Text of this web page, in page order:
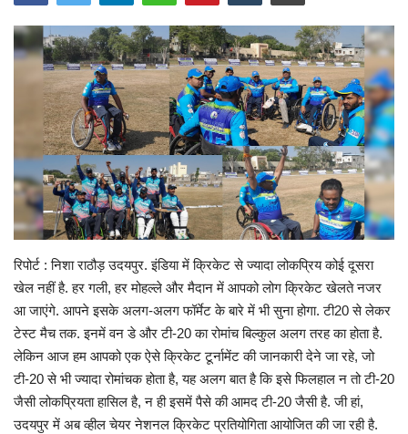
क्रिकेट
अजब गज़ब
करियर
रिपोर्ट : निशा राठौड़ उदयपुर. इंडिया में क्रिकेट से ज्यादा लोकप्रिय कोई दूसरा
खेल नहीं है. हर गली, हर मोहल्ले और मैदान में आपको लोग क्रिकेट खेलते नजर
आ जाएंगे. आपने इसके अलग-अलग फॉर्मेट के बारे में भी सुना होगा. टी20 से लेकर
टेस्ट मैच तक. इनमें वन डे और टी-20 का रोमांच बिल्कुल अलग तरह का होता है.
लेकिन आज हम आपको एक ऐसे क्रिकेट टूर्नामेंट की जानकारी देने जा रहे, जो
टी-20 से भी ज्यादा रोमांचक होता है, यह अलग बात है कि इसे फिलहाल न तो टी-20
जैसी लोकप्रियता हासिल है, न ही इसमें पैसे की आमद टी-20 जैसी है. जी हां,
उदयपुर में अब व्हील चेयर नेशनल क्रिकेट प्रतियोगिता आयोजित की जा रही है.